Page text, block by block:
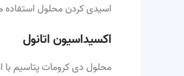
اسیدی کردن محلول
اکسیداسیون اتانول
محلول دی کرومات پتاسیم با